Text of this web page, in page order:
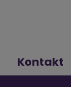
Kontakt